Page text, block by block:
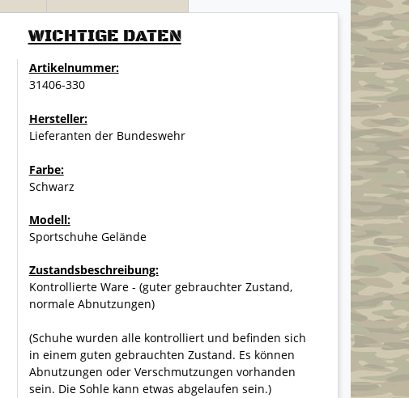
WICHTIGE DATEN
Artikelnummer:
31406-330
Hersteller:
Lieferanten der Bundeswehr
Farbe:
Schwarz
Modell:
Sportschuhe Gelände
Zustandsbeschreibung:
Kontrollierte Ware - (guter gebrauchter Zustand,
normale Abnutzungen)
(Schuhe wurden alle kontrolliert und befinden sich
in einem guten gebrauchten Zustand. Es können
Abnutzungen oder Verschmutzungen vorhanden
sein. Die Sohle kann etwas abgelaufen sein.)